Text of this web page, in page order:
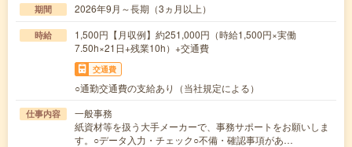
期間 2026年9月～長期（3ヵ月以上）
時給
1,500円【月収例】約251,000円（時給1,500円×実働
7.50h×21日+残業10h）+交通費
交通費
○通勤交通費の支給あり（当社規定による）
仕事内容
一般事務
紙資材等を扱う大手メーカーで、事務サポートをお願いしま
す。○データ入力・チェック○不備・確認事項があ…